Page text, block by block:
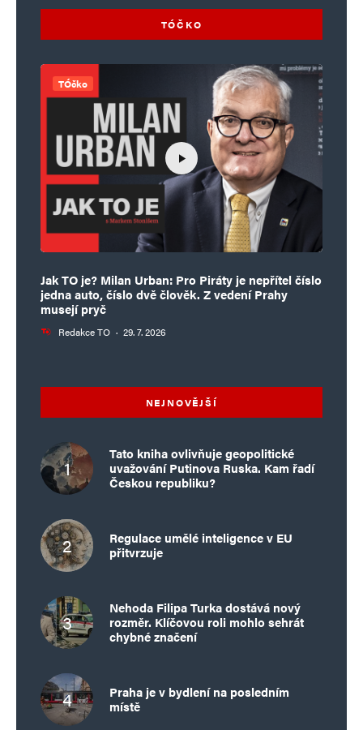
TÓČKO
TÓčko
Jak TO je? Milan Urban: Pro Piráty je nepřítel číslo
jedna auto, číslo dvě člověk. Z vedení Prahy
musejí pryč
Redakce TO · 29. 7. 2026
NEJNOVĚJŠÍ
Tato kniha ovlivňuje geopolitické
uvažování Putinova Ruska. Kam řadí
Českou republiku?
Regulace umělé inteligence v EU
přitvrzuje
Nehoda Filipa Turka dostává nový
rozměr. Klíčovou roli mohlo sehrát
chybné značení
Praha je v bydlení na posledním
místě